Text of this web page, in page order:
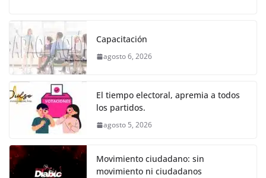
k
c
e
b
o
o
k
itt
er s
A
p
e
n
er
Capacitación
agosto 6, 2026
El tiempo electoral, apremia a todos
los partidos.
agosto 5, 2026
Movimiento ciudadano: sin
movimiento ni ciudadanos